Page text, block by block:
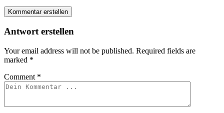
Kommentar erstellen
Antwort erstellen
Your email address will not be published. Required fields are
marked *
Comment *